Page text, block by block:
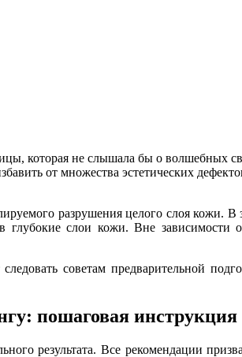
которая не слышала бы о волшебных
от множества эстетических
разрушения целого слоя кожи.
слои кожи. Вне
советам предварительной
пошаговая
результата. Все рекомендации